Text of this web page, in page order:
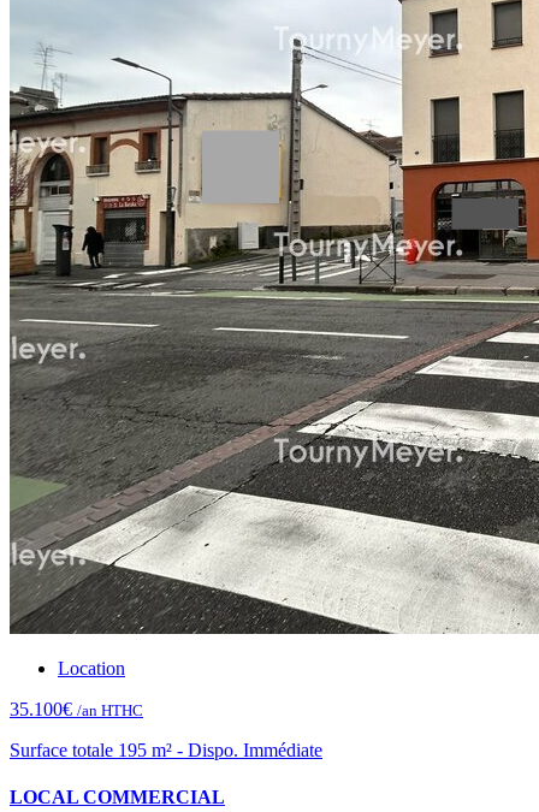
Location
35.100€ /an HTHC
Surface totale 195 m² - Dispo. Immédiate
LOCAL COMMERCIAL